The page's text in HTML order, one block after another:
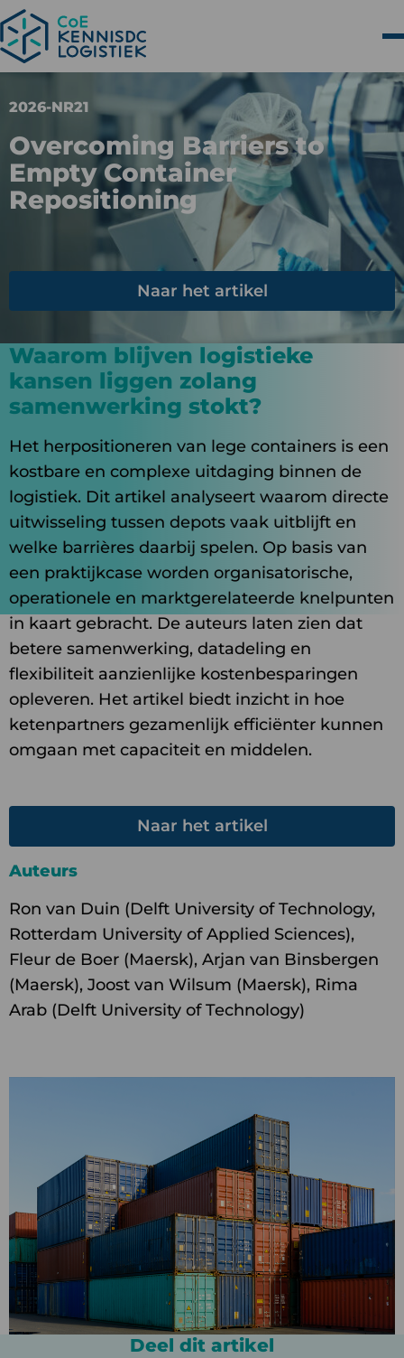
Overcoming Barriers to
Empty Container
Repositioning
2026-NR21
Naar het artikel
Waarom blijven logistieke
kansen liggen zolang
samenwerking stokt?
Het herpositioneren van lege containers is een
kostbare en complexe uitdaging binnen de
logistiek. Dit artikel analyseert waarom directe
uitwisseling tussen depots vaak uitblijft en
welke barrières daarbij spelen. Op basis van
een praktijkcase worden organisatorische,
operationele en marktgerelateerde knelpunten
in kaart gebracht. De auteurs laten zien dat
betere samenwerking, datadeling en
flexibiliteit aanzienlijke kostenbesparingen
opleveren. Het artikel biedt inzicht in hoe
ketenpartners gezamenlijk efficiënter kunnen
omgaan met capaciteit en middelen.
Naar het artikel
Auteurs
Ron van Duin (Delft University of Technology,
Rotterdam University of Applied Sciences),
Fleur de Boer (Maersk), Arjan van Binsbergen
(Maersk), Joost van Wilsum (Maersk), Rima
Arab (Delft University of Technology)
Deel dit artikel